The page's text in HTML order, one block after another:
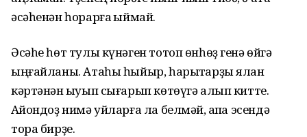
әсәһенән һорарға ҡыймай.
Әсәһе һөт тулы күнәген тотоп өнһөҙ генә өйгә
ыңғайланы. Атаһы һыйыр, һарыҡтарҙы ялан
кәртәнән ҡыуып сығарып көтөүгә алып китте.
Аҡйондоҙ нимә уйларға ла белмәй, ҡапҡа эсендә
тора бирҙе.